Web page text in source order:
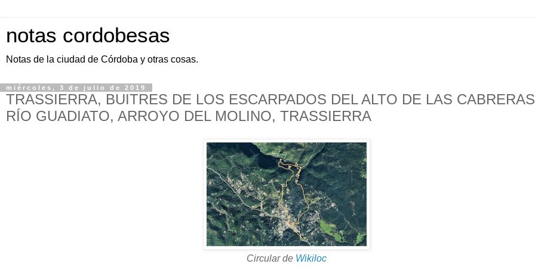
notas cordobesas
Notas de la ciudad de Córdoba y otras cosas.
miércoles, 3 de julio de 2019
TRASSIERRA, BUITRES DE LOS ESCARPADOS DEL ALTO DE LAS
RÍO GUADIATO, ARROYO DEL MOLINO, TRASSIERRA
Circular de Wikiloc